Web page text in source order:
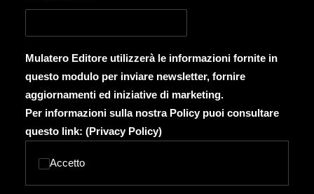
Mulatero Editore utilizzerà le informazioni fornite in
questo modulo per inviare newsletter, fornire
aggiornamenti ed iniziative di marketing.
Per informazioni sulla nostra Policy puoi consultare
questo link: (Privacy Policy)
Accetto